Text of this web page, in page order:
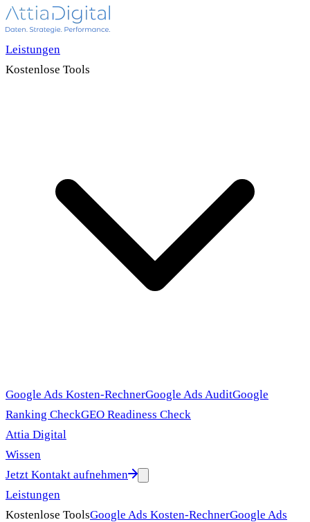
Leistungen
Kostenlose Tools
Google Ads Kosten-RechnerGoogle Ads AuditGoogle
Ranking CheckGEO Readiness Check
Attia Digital
Wissen
Jetzt Kontakt aufnehmen
Leistungen
Kostenlose ToolsGoogle Ads Kosten-RechnerGoogle Ads